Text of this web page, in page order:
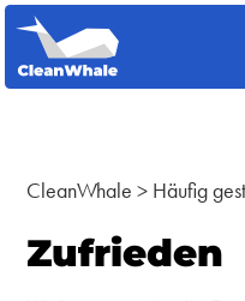
CleanWhale > Häufig
Zufrieden